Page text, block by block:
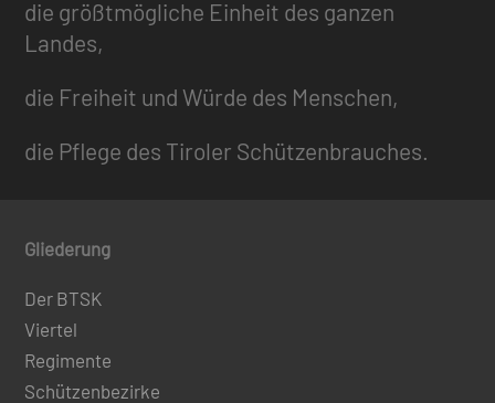
die größtmögliche Einheit des ganzen
Landes,
die Freiheit und Würde des Menschen,
die Pflege des Tiroler Schützenbrauches.
Gliederung
Der BTSK
Viertel
Regimente
Schützenbezirke